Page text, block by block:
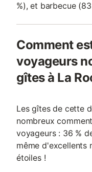
%), et barbecue
Comment
voyageurs
gîtes à La
Les gîtes de cette
nombreux
voyageurs : 36 %
même d'excellents
étoiles !